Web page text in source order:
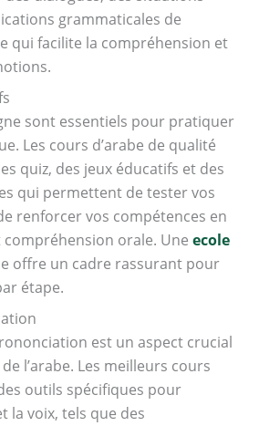
grammaticales de
qui facilite la compréhension et
sont essentiels pour pratiquer
Les cours d’arabe de qualité
quiz, des jeux éducatifs et des
qui permettent de tester vos
renforcer vos compétences en
orale. Une ecole
offre un cadre rassurant pour
étape.
est un aspect crucial
l’arabe. Les meilleurs cours
outils spécifiques pour
la voix, tels que des